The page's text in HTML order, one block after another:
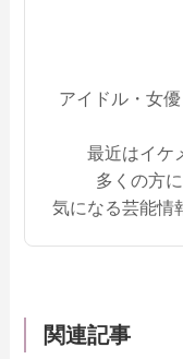
アイドル・女
最近はイケ
多くの方
気になる芸能情
関連記事